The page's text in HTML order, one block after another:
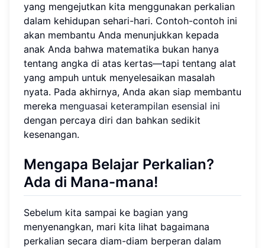
yang mengejutkan kita menggunakan perkalian
dalam kehidupan sehari-hari. Contoh-contoh ini
akan membantu Anda menunjukkan kepada
anak Anda bahwa matematika bukan hanya
tentang angka di atas kertas—tapi tentang alat
yang ampuh untuk menyelesaikan masalah
nyata. Pada akhirnya, Anda akan siap membantu
mereka menguasai keterampilan esensial ini
dengan percaya diri dan bahkan sedikit
kesenangan.
Mengapa Belajar Perkalian?
Ada di Mana-mana!
Sebelum kita sampai ke bagian yang
menyenangkan, mari kita lihat bagaimana
perkalian secara diam-diam berperan dalam